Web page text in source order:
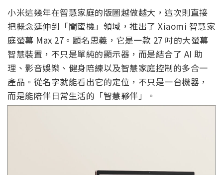
小米這幾年在智慧家庭的版圖越做越大，這次則直接
把概念延伸到「閨蜜機」領域，推出了 Xiaomi 智慧家
庭螢幕 Max 27。顧名思義，它是一款 27 吋的大螢幕
智慧裝置，不只是單純的顯示器，而是結合了 AI 助
理、影音娛樂、健身陪練以及智慧家庭控制的多合一
產品。從名字就能看出它的定位，不只是一台機器，
而是能陪伴日常生活的「智慧夥伴」。